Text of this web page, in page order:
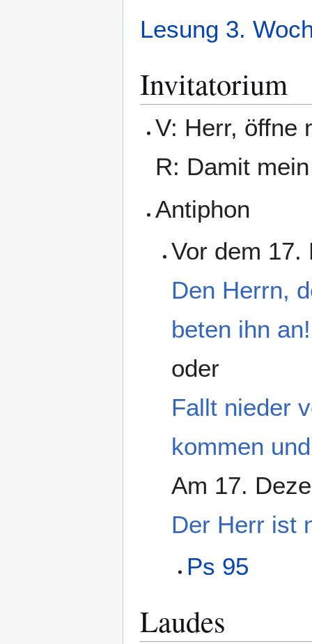
Lesung 3.
Invitatorium
V: Herr, öffne
R: Damit
Antiphon
Vor dem 17.
Den Herrn,
beten ihn an!
oder
Fallt nieder
kommen
Am 17.
Der Herr ist
Ps 95
Laudes